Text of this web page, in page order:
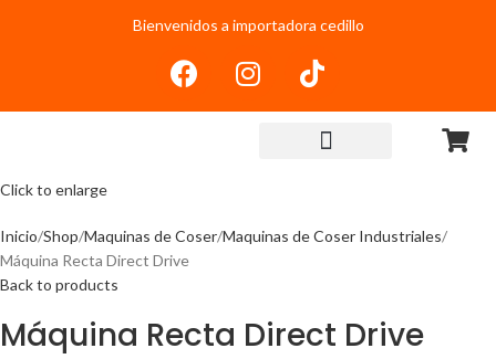
Bienvenidos a importadora cedillo
Click to enlarge
Inicio Shop Maquinas de Coser Maquinas de Coser Industriales
Máquina Recta Direct Drive
Back to products
Máquina Recta Direct Drive